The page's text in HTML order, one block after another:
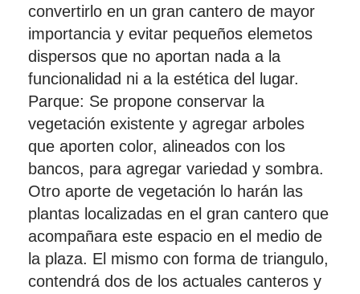
convertirlo en un gran cantero de mayor
importancia y evitar pequeños elemetos
dispersos que no aportan nada a la
funcionalidad ni a la estética del lugar.
Parque: Se propone conservar la
vegetación existente y agregar arboles
que aporten color, alineados con los
bancos, para agregar variedad y sombra.
Otro aporte de vegetación lo harán las
plantas localizadas en el gran cantero que
acompañara este espacio en el medio de
la plaza. El mismo con forma de triangulo,
contendrá dos de los actuales canteros y